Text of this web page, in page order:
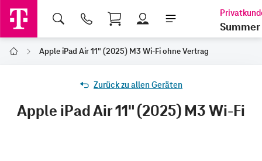
Shopping Cart
Summer
Home Apple iPad Air 11" (2025) M3 Wi-Fi ohne Vertrag
Zurück zu allen Geräten
Apple iPad Air 11" (2025) M3 Wi-Fi